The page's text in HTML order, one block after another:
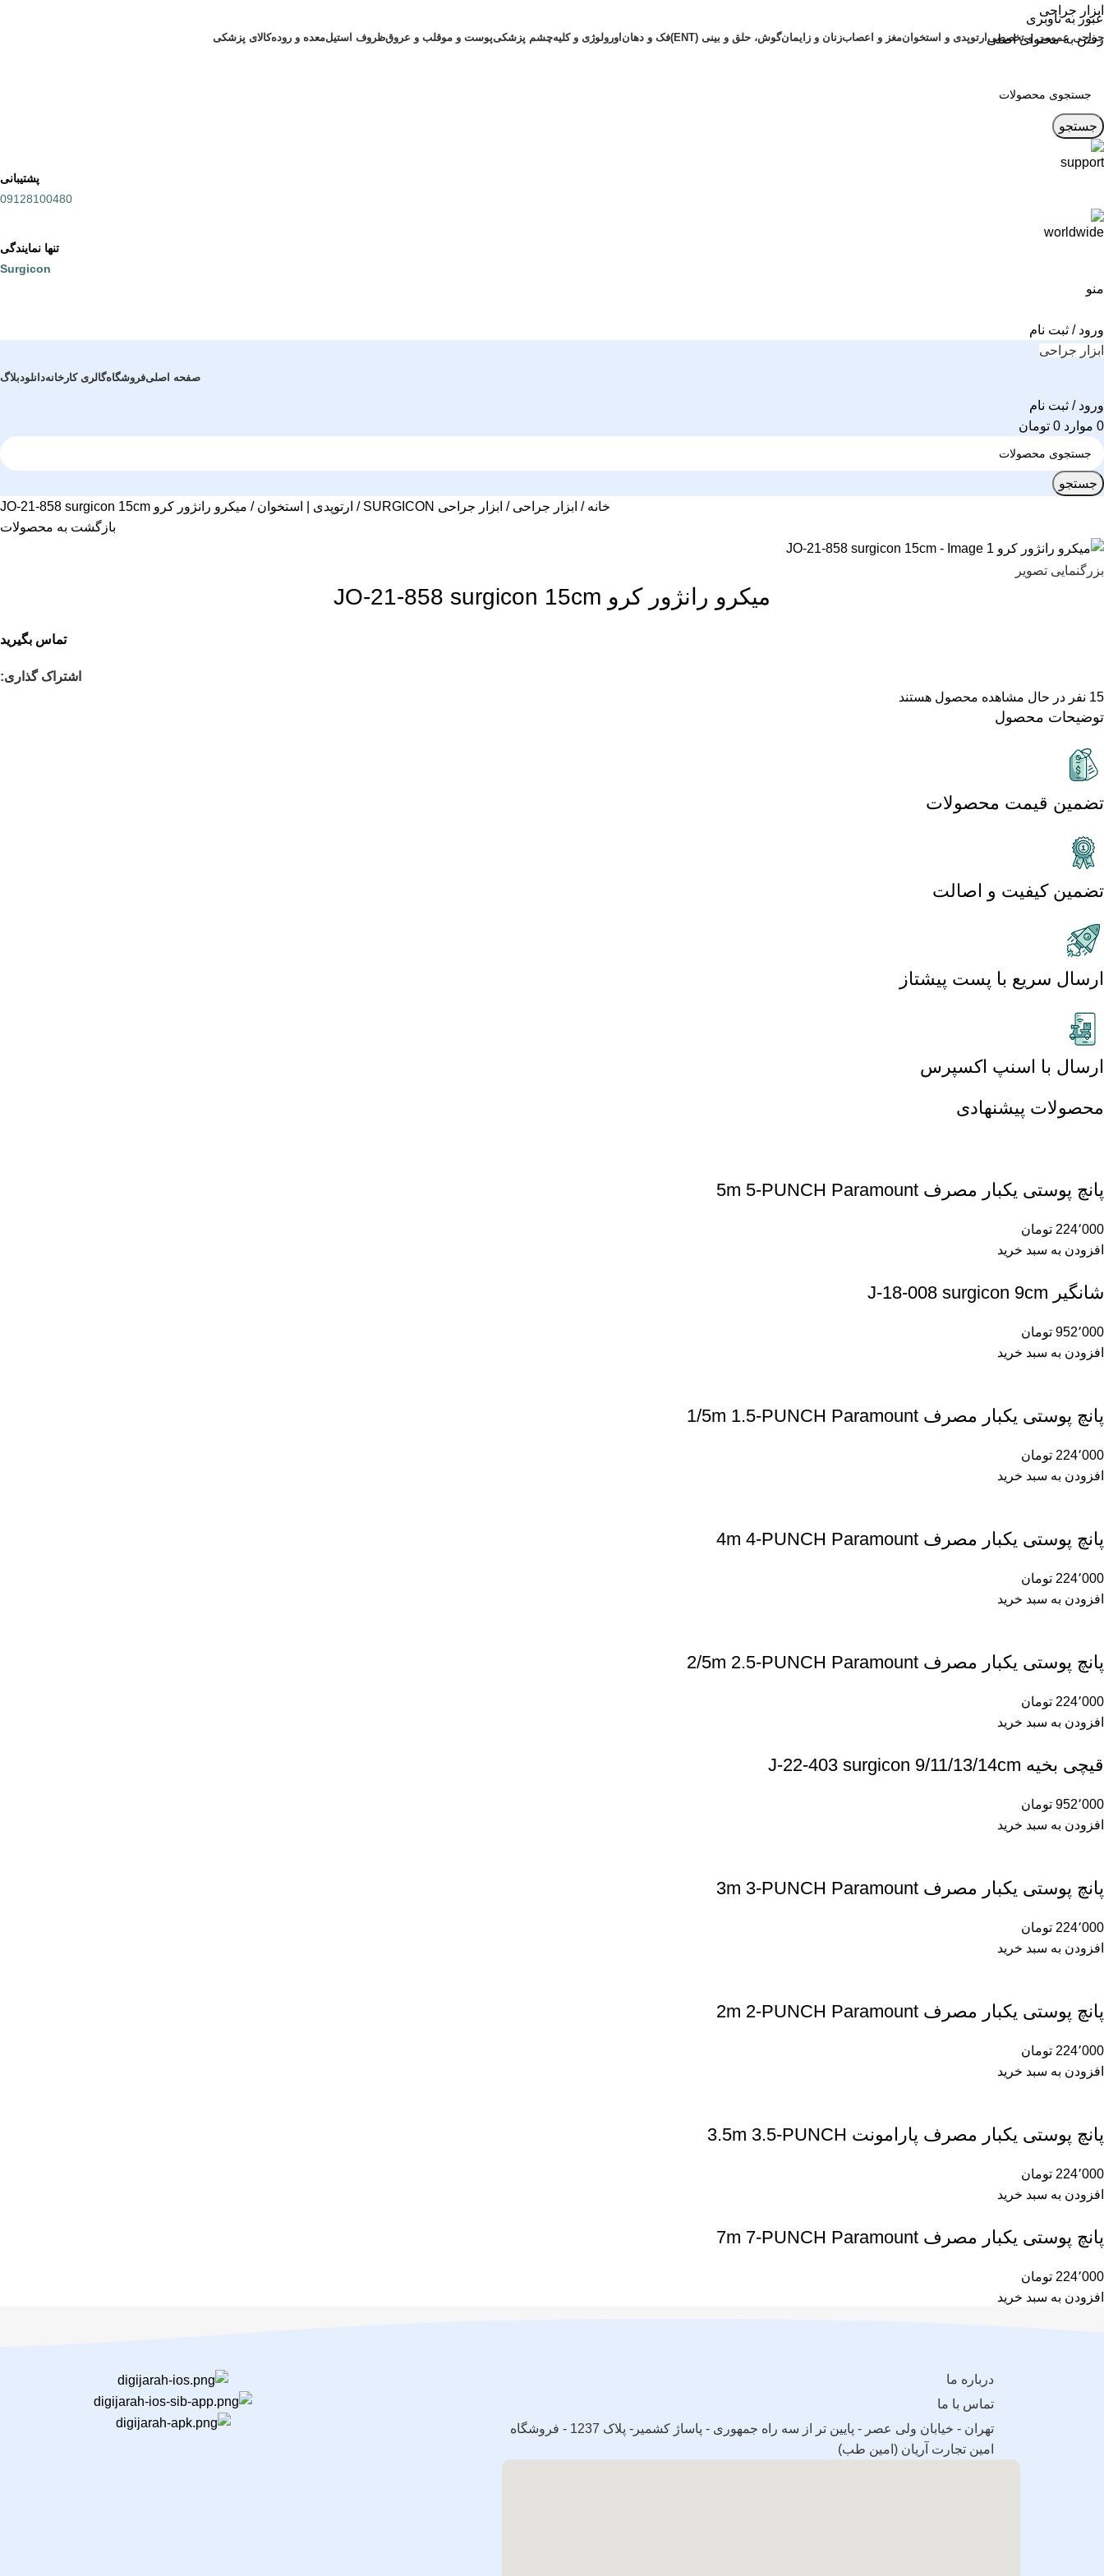
عبور به ناوبری
رفتن به محتوای اصلی
ابزار جراحی
جراحی عمومی و تخصصی ارتوپدی و استخوانمغز و اعصابزنان و زایمانگوش، حلق و بینی (ENT) فک و دهان اورولوژی و کلیهچشم پزشکیپوست و موقلب و عروقظروف استیلمعده و رودهکالای پزشکی
جستجو
پشتیبانی
09128100480
تنها نمایندگی
Surgicon
منو
ورود / ثبت نام
ابزار جراحی
صفحه اصلیفروشگاهگالری کارخانهدانلودبلاگ
ورود / ثبت نام
0 موارد 0 تومان
جستجو
خانه
ابزار جراحی ابزار جراحی SURGICON ارتوپدی | استخوان میکرو رانژور کرو JO-21-858 surgicon 15cm
بازگشت به محصولات
بزرگنمایی تصویر
میکرو رانژور کرو JO-21-858 surgicon 15cm
تماس بگیرید
اشتراک گذاری:
15 نفر در حال مشاهده محصول هستند
توضیحات محصول
تضمین قیمت محصولات
تضمین کیفیت و اصالت
ارسال سریع با پست پیشتاز
ارسال با اسنپ اکسپرس
محصولات پیشنهادی
پانچ پوستی یکبار مصرف 5m 5-PUNCH Paramount
224٬000 تومان
افزودن به سبد خرید
شانگیر J-18-008 surgicon 9cm
952٬000 تومان
افزودن به سبد خرید
پانچ پوستی یکبار مصرف 1/5m 1.5-PUNCH Paramount
224٬000 تومان
افزودن به سبد خرید
پانچ پوستی یکبار مصرف 4m 4-PUNCH Paramount
224٬000 تومان
افزودن به سبد خرید
پانچ پوستی یکبار مصرف 2/5m 2.5-PUNCH Paramount
224٬000 تومان
افزودن به سبد خرید
قیچی بخیه J-22-403 surgicon 9/11/13/14cm
952٬000 تومان
افزودن به سبد خرید
پانچ پوستی یکبار مصرف 3m 3-PUNCH Paramount
224٬000 تومان
افزودن به سبد خرید
پانچ پوستی یکبار مصرف 2m 2-PUNCH Paramount
224٬000 تومان
افزودن به سبد خرید
پانچ پوستی یکبار مصرف پارامونت 3.5m 3.5-PUNCH
224٬000 تومان
افزودن به سبد خرید
پانچ پوستی یکبار مصرف 7m 7-PUNCH Paramount
224٬000 تومان
افزودن به سبد خرید
درباره ما
تماس با ما
تهران - خیابان ولی عصر - پایین تر از سه راه جمهوری - پاساژ کشمیر- پلاک 1237 - فروشگاه
امین تجارت آریان (امین طب)